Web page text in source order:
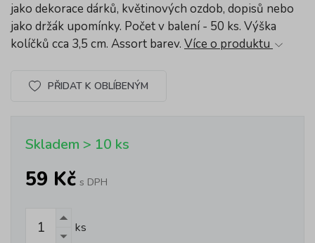
jako dekorace dárků, květinových ozdob, dopisů nebo
jako držák upomínky. Počet v balení - 50 ks. Výška
kolíčků cca 3,5 cm. Assort barev. Více o produktu
PŘIDAT K OBLÍBENÝM
Skladem > 10 ks
59 Kč s DPH
ks